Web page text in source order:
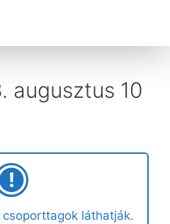
augusztus 10
láthatják.